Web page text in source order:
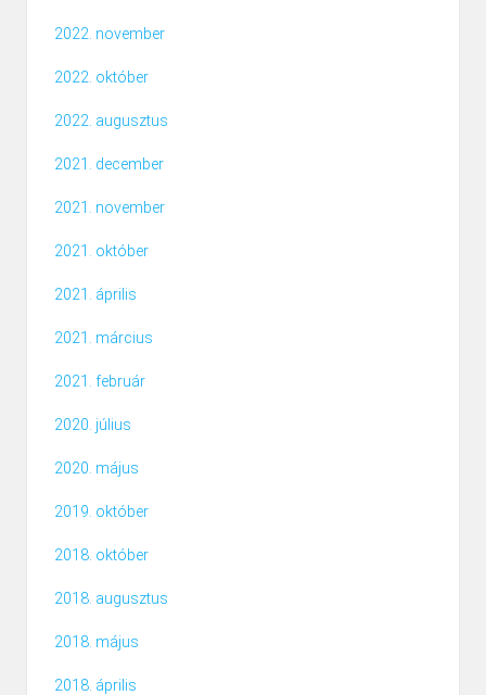
2022. november
2022. október
2022. augusztus
2021. december
2021. november
2021. október
2021. április
2021. március
2021. február
2020. július
2020. május
2019. október
2018. október
2018. augusztus
2018. május
2018. április